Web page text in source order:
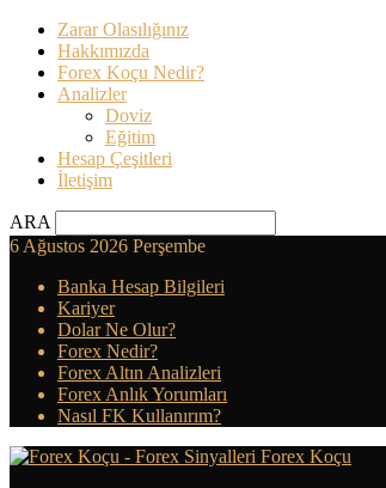
Zarar Olasılığınız
Hakkımızda
Forex Koçu Nedir?
Analizler
Doviz
Eğitim
Hesap Çeşitleri
İletişim
ARA
6 Ağustos 2026 Perşembe
Banka Hesap Bilgileri
Kariyer
Dolar Ne Olur?
Forex Nedir?
Forex Altın Analizleri
Forex Anlık Yorumları
Nasıl FK Kullanırım?
Forex Koçu